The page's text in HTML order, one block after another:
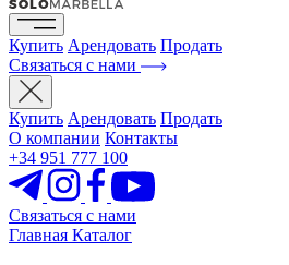
Купить Арендовать Продать
Связаться с нами
Купить Арендовать Продать
О компании Контакты
+34 951 777 100
Связаться с нами
Главная Каталог